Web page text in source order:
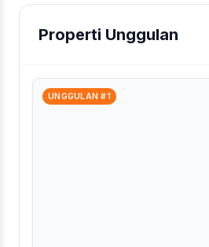
semakin solutif.
Properti Unggulan
UNGGULAN #1